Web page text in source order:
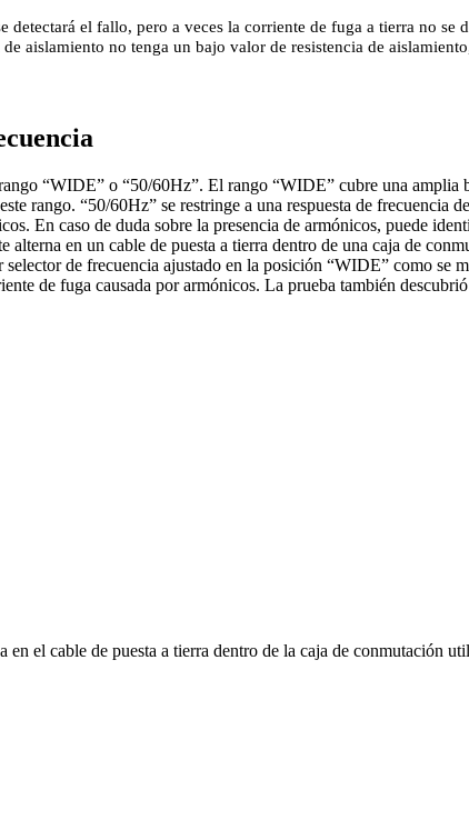
detectará el fallo, pero a veces la corriente de fuga a tierra no se
aislamiento no tenga un bajo valor de resistencia de
“WIDE” o “50/60Hz”. El rango “WIDE” cubre una
rango. “50/60Hz” se restringe a una respuesta de
En caso de duda sobre la presencia de armónicos, puede
alterna en un cable de puesta a tierra dentro de una caja de
de frecuencia ajustado en la posición “WIDE” como se
de fuga causada por armónicos. La prueba también
en el cable de puesta a tierra dentro de la caja de conmutación